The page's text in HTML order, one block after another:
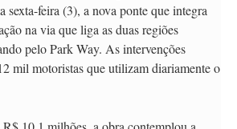
sexta-feira (3), a nova ponte que integra
na via que liga as duas regiões
pelo Park Way. As intervenções
mil motoristas que utilizam diariamente o